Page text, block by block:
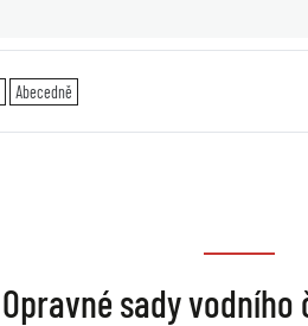
Abecedně
Opravné sady vodního